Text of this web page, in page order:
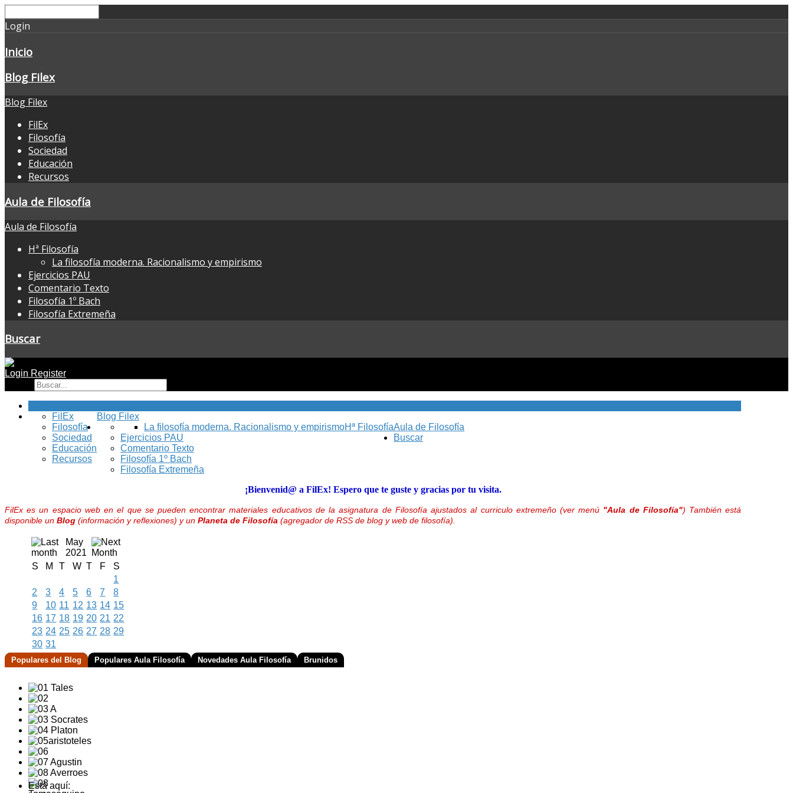
Login
Inicio
Blog Filex
Blog Filex
FilEx
Filosofía
Sociedad
Educación
Recursos
Aula de Filosofía
Aula de Filosofía
Hª Filosofía
La filosofía moderna. Racionalismo y empirismo
Ejercicios PAU
Comentario Texto
Filosofía 1º Bach
Filosofía Extremeña
Buscar
Login Register
Blog Filex
FilEx
Filosofía
Sociedad
Educación
Recursos
Aula de Filosofía
Hª Filosofía
La filosofía moderna. Racionalismo y empirismo
Ejercicios PAU
Comentario Texto
Filosofía 1º Bach
Filosofía Extremeña
Buscar
¡Bienvenid@ a FilEx! Espero que te guste y gracias por tu visita.
FilEx es un espacio web en el que se pueden encontrar materiales educativos de la asignatura de Filosofía ajustados al curriculo extremeño (ver menú "Aula de Filosofía") También está
disponible un Blog (información y reflexiones) y un Planeta de Filosofía (agregador de RSS de blog y web de filosofía).
May
2021
S
M T W T F
S
1
2
3 4 5 6 7
8
9
10 11 12 13 14 15
16 17 18 19 20 21 22
23 24 25 26 27 28 29
30 31
Populares del Blog Populares Aula Filosofía Novedades Aula Filosofía Brunidos
Está aquí: